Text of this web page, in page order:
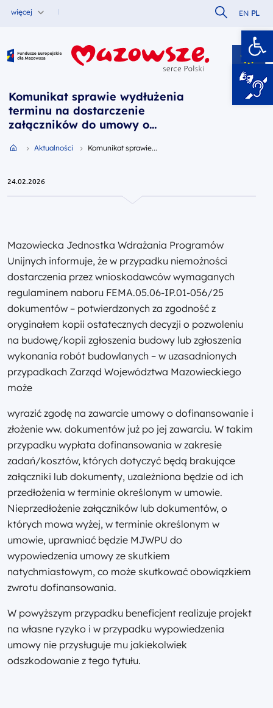
więcej Szukaj w
EN PL
Fundusze Europejskie dla Mazowsza
Komunikat sprawie wydłużenia
terminu na dostarczenie
załączników do umowy o
prawomocnych pozwoleń na
Przejdź do strony głównej portalu
Aktualności Komunikat sprawie...
24.02.2026
Mazowiecka Jednostka Wdrażania Programów
Unijnych informuje, że w przypadku niemożności
dostarczenia przez wnioskodawców wymaganych
regulaminem naboru FEMA.05.06-IP.01-056/25
dokumentów – potwierdzonych za zgodność z
oryginałem kopii ostatecznych decyzji o pozwoleniu
na budowę/kopii zgłoszenia budowy lub zgłoszenia
wykonania robót budowlanych – w uzasadnionych
przypadkach Zarząd Województwa Mazowieckiego
może
wyrazić zgodę na zawarcie umowy o dofinansowanie i
złożenie ww. dokumentów już po jej zawarciu. W takim
przypadku wypłata dofinansowania w zakresie
zadań/kosztów, których dotyczyć będą brakujące
załączniki lub dokumenty, uzależniona będzie od ich
przedłożenia w terminie określonym w umowie.
Nieprzedłożenie załączników lub dokumentów, o
których mowa wyżej, w terminie określonym w
umowie, uprawniać będzie MJWPU do
wypowiedzenia umowy ze skutkiem
natychmiastowym, co może skutkować obowiązkiem
zwrotu dofinansowania.
W powyższym przypadku beneficjent realizuje projekt
na własne ryzyko i w przypadku wypowiedzenia
umowy nie przysługuje mu jakiekolwiek
odszkodowanie z tego tytułu.